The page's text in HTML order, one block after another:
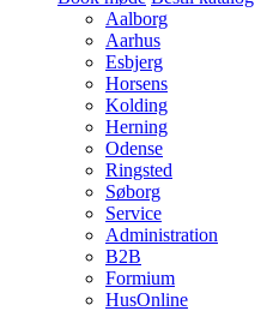
Aalborg
Aarhus
Esbjerg
Horsens
Kolding
Herning
Odense
Ringsted
Søborg
Service
Administration
B2B
Formium
HusOnline